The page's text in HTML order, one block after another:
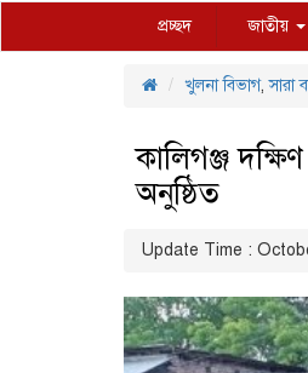
প্রচ্ছদ জাতীয়
খুলনা বিভাগ,সারা
কালিগঞ্জ
অনুষ্ঠিত
Update Time :